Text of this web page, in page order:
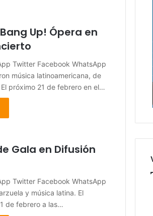
Up! Ópera en
Twitter Facebook WhatsApp
música latinoamericana, de
próximo 21 de febrero en el…
Gala en Difusión
Twitter Facebook WhatsApp
y música latina. El
de febrero a las…